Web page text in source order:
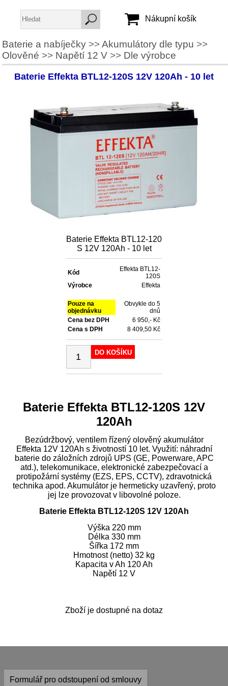
Jméno:
Heslo:
Vytvořit účet
Nákupní košík
Baterie a nabíječky>>Akumulátory dle typu >>
Olověné >> Napětí 12 V>> Dle výrobce
Baterie Effekta BTL12-120S 12V 120Ah - 10 let
Baterie Effekta BTL12-120
S 12V 120Ah - 10 let
Kód
Effekta BTL12-
120S
Výrobce
Effekta
Pouze na
objednávku
Obvykle do 5
dnů
Cena bez DPH
6 950,- Kč
Cena s DPH
8 409,50 Kč
DO KOŠÍKU
Baterie Effekta BTL12-120S 12V
120Ah
Bezúdržbový, ventilem řízený olověný akumulátor
Effekta 12V 120Ah s životností 10 let. Využití: náhradní
baterie do záložních zdrojů UPS (GE, Powerware, APC
atd.), telekomunikace, elektronické zabezpečovací a
protipožární systémy (EZS, EPS, CCTV), zdravotnická
technika apod. Akumulátor je hermeticky uzavřený, proto
jej lze provozovat v libovolné poloze.
Baterie Effekta BTL12-120S 12V 120Ah
Výška 220 mm
Délka 330 mm
Šířka 172 mm
Hmotnost (netto) 32 kg
Kapacita v Ah 120 Ah
Napětí 12 V
Zboží je dostupné na dotaz
Formulář pro odstoupení od smlouvy